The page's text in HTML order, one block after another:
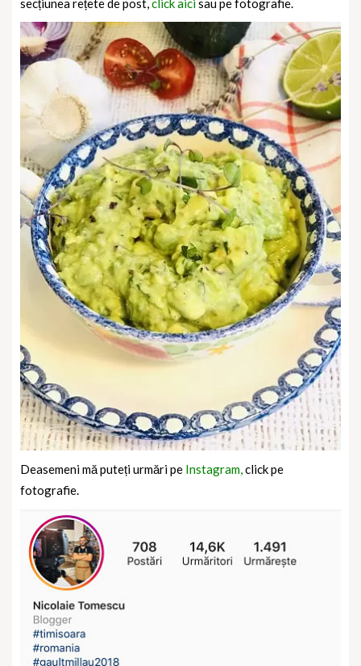
secțiunea rețete de post,click aicisau pe fotografie.
Deasemeni mă puteți urmări pe Instagram,click pe
fotografie.